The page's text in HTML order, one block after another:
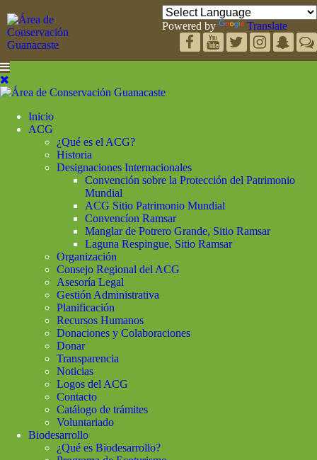
Powered by Translate
Inicio
ACG
¿Qué es el ACG?
Historia
Designaciones Internacionales
Convención sobre la Protección del Patrimonio
Mundial
ACG Sitio Patrimonio Mundial
Convencíon Ramsar
Manglar de Potrero Grande, Sitio Ramsar
Laguna Respingue, Sitio Ramsar
Organización
Consejo Regional del ACG
Asesoría Legal
Gestión Administrativa
Planificación
Recursos Humanos
Donaciones y Colaboraciones
Donar
Transparencia
Noticias
Logos del ACG
Contacto
Catálogo de trámites
Voluntariado
Biodesarrollo
¿Qué es Biodesarrollo?